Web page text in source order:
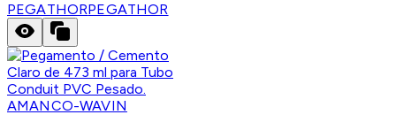
PEGATHORPEGATHOR
AMANCO-WAVIN